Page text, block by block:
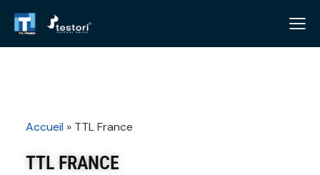
Accueil » TTL France
TTL FRANCE